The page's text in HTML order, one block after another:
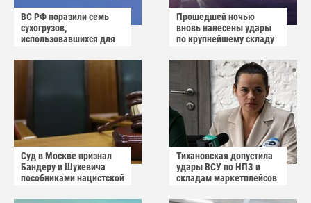
ВС РФ поразили семь
сухогрузов,
использовавшихся для
Прошедшей ночью
вновь нанесены удары
по крупнейшему складу
маркетплейса Rozetka
Суд в Москве признал
Бандеру и Шухевича
пособниками нацистской
Тихановская допустила
удары ВСУ по НПЗ и
складам маркетплейсов